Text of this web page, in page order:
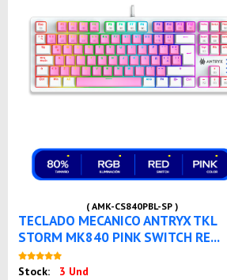
( AMK-CS840PBL-SP )
TECLADO MECANICO ANTRYX TKL
STORM MK840 PINK SWITCH RE...
Stock:
3 Und